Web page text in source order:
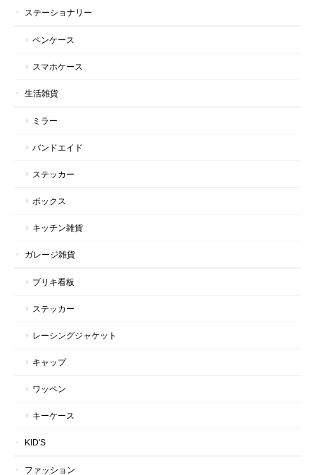
ステーショナリー
ペンケース
スマホケース
生活雑貨
ミラー
バンドエイド
ステッカー
ボックス
キッチン雑貨
ガレージ雑貨
ブリキ看板
ステッカー
レーシングジャケット
キャップ
ワッペン
キーケース
KID'S
ファッション